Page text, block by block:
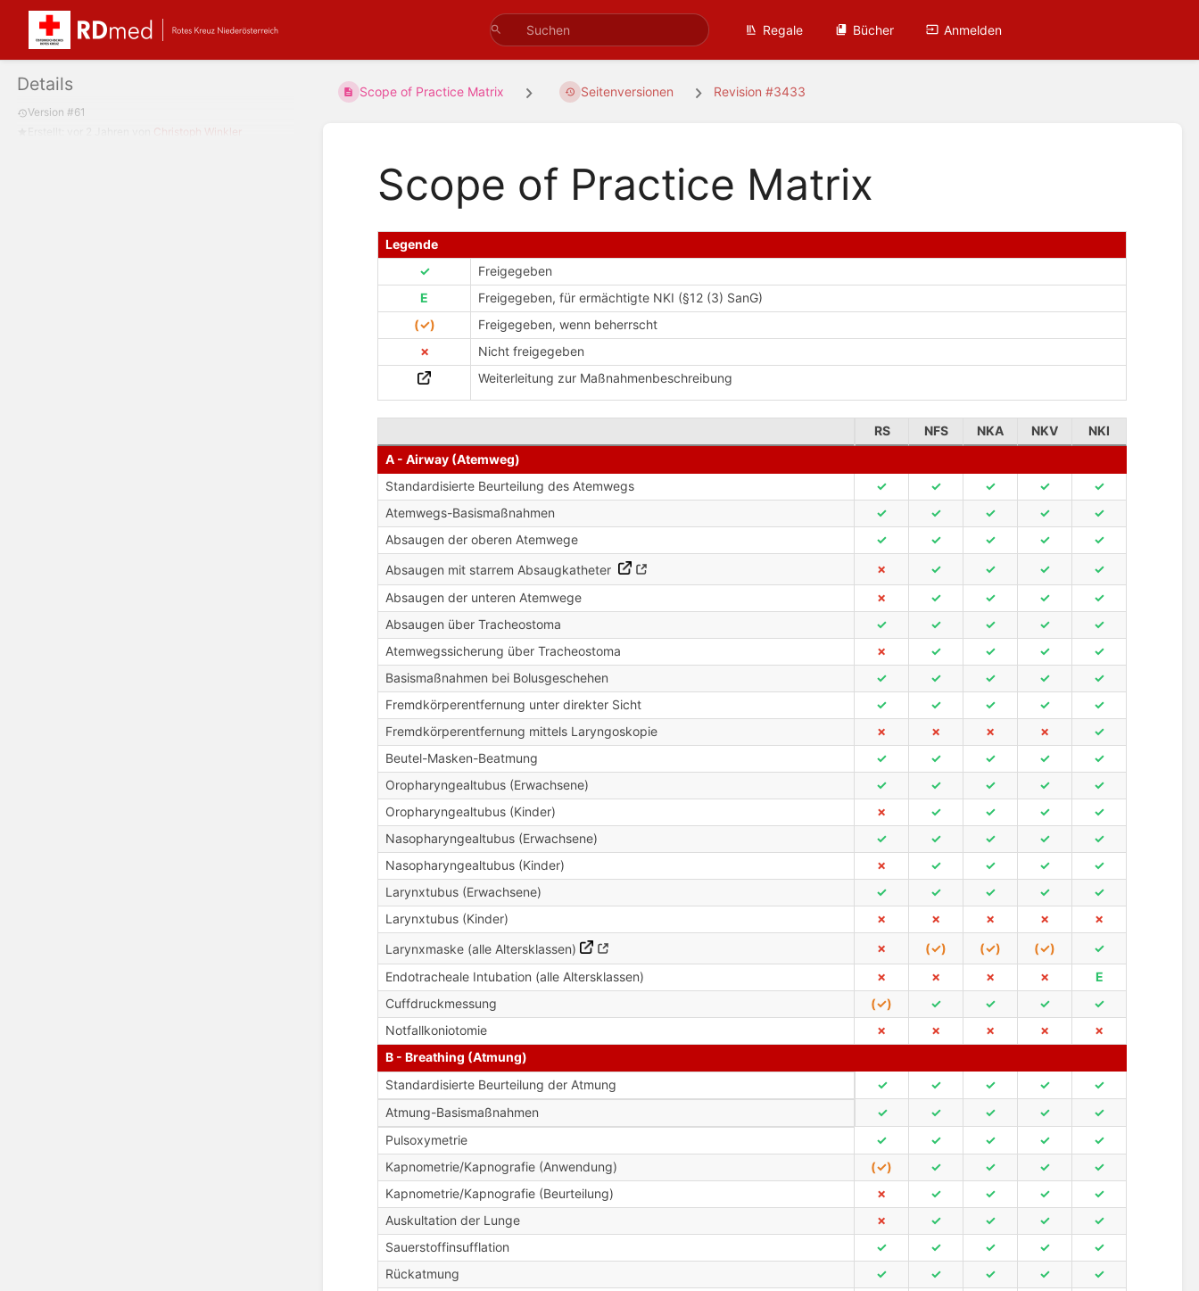
Regale Bücher Anmelden
Details
Version #61
Christoph Winkler
Scope of Practice Matrix Seitenversionen Revision #3433
Scope of Practice Matrix
Legende
✓
Freigegeben
E
Freigegeben, für ermächtigte NKI (§12 (3) SanG)
(✓)
Freigegeben, wenn beherrscht
✗
Nicht freigegeben
Weiterleitung zur Maßnahmenbeschreibung
RS NFS NKA NKV
NKI
A - Airway (Atemweg)
Standardisierte Beurteilung des Atemwegs
✓ ✓ ✓ ✓
✓
Atemwegs-Basismaßnahmen
✓ ✓ ✓ ✓
✓
Absaugen der oberen Atemwege
✓ ✓ ✓ ✓
✓
Absaugen mit starrem Absaugkatheter
✗ ✓ ✓ ✓
✓
Absaugen der unteren Atemwege
✗ ✓ ✓ ✓
✓
Absaugen über Tracheostoma
✓ ✓ ✓ ✓
✓
Atemwegssicherung über Tracheostoma
✗ ✓ ✓ ✓
✓
Basismaßnahmen bei Bolusgeschehen
✓ ✓ ✓ ✓
✓
Fremdkörperentfernung unter direkter Sicht
✓ ✓ ✓ ✓
✓
Fremdkörperentfernung mittels Laryngoskopie
✗ ✗ ✗ ✗
✓
Beutel-Masken-Beatmung
✓ ✓ ✓ ✓
✓
Oropharyngealtubus (Erwachsene)
✓ ✓ ✓ ✓
✓
Oropharyngealtubus (Kinder)
✗ ✓ ✓ ✓
✓
Nasopharyngealtubus (Erwachsene)
✓ ✓ ✓ ✓
✓
Nasopharyngealtubus (Kinder)
✗ ✓ ✓ ✓
✓
Larynxtubus (Erwachsene)
✓ ✓ ✓ ✓
✓
Larynxtubus (Kinder)
✗ ✗ ✗ ✗
✗
Larynxmaske (alle Altersklassen)
✗ (✓) (✓) (✓)
✓
Endotracheale Intubation (alle Altersklassen)
✗ ✗ ✗ ✗
E
Cuffdruckmessung
(✓) ✓ ✓ ✓
✓
Notfallkoniotomie
✗ ✗ ✗ ✗
✗
B - Breathing (Atmung)
Standardisierte Beurteilung der Atmung
✓ ✓ ✓ ✓
✓
Atmung-Basismaßnahmen
✓ ✓ ✓ ✓
✓
Pulsoxymetrie
✓ ✓ ✓ ✓
✓
Kapnometrie/Kapnografie (Anwendung)
(✓) ✓ ✓ ✓
✓
Kapnometrie/Kapnografie (Beurteilung)
✗ ✓ ✓ ✓
✓
Auskultation der Lunge
✗ ✓ ✓ ✓
✓
Sauerstoffinsufflation
✓ ✓ ✓ ✓
✓
Rückatmung
✓ ✓ ✓ ✓
✓